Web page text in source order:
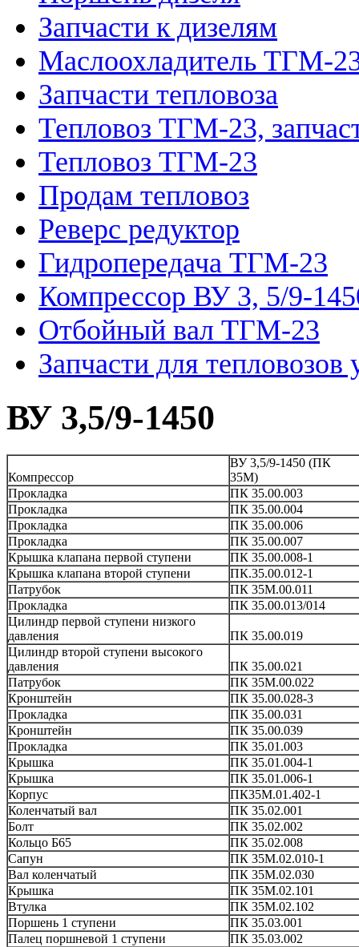
Запчасти к дизелям
Маслоохладитель ТГМ-
Запчасти тепловоза
Тепловоз ТГМ-23,
Тепловоз ТГМ-23
Продам тепловоз
Реверс редуктор
Гидропередача ТГМ-23
Компрессор ВУ 3, 5/9-
Отбойный вал ТГМ-23
Запчасти для
ВУ 3,5/9-1450
Компрессор
ВУ 3,5/9-1450 (ПК
35М)
Прокладка
ПК 35.00.003
Прокладка
ПК 35.00.004
Прокладка
ПК 35.00.006
Прокладка
ПК 35.00.007
Крышка клапана первой ступени
ПК 35.00.008-1
Крышка клапана второй ступени
ПК.35.00.012-1
Патрубок
ПК 35М.00.011
Прокладка
ПК 35.00.013/014
Цилиндр первой ступени низкого
давления
ПК 35.00.019
Цилиндр второй ступени высокого
давления
ПК 35.00.021
Патрубок
ПК 35М.00.022
Кронштейн
ПК 35.00.028-3
Прокладка
ПК 35.00.031
Кронштейн
ПК 35.00.039
Прокладка
ПК 35.01.003
Крышка
ПК 35.01.004-1
Крышка
ПК 35.01.006-1
Корпус
ПК35М.01.402-1
Коленчатый вал
ПК 35.02.001
Болт
ПК 35.02.002
Кольцо Б65
ПК 35.02.008
Сапун
ПК 35М.02.010-1
Вал коленчатый
ПК 35М.02.030
Крышка
ПК 35М.02.101
Втулка
ПК 35М.02.102
Поршень 1 ступени
ПК 35.03.001
Палец поршневой 1 ступени
ПК 35.03.002